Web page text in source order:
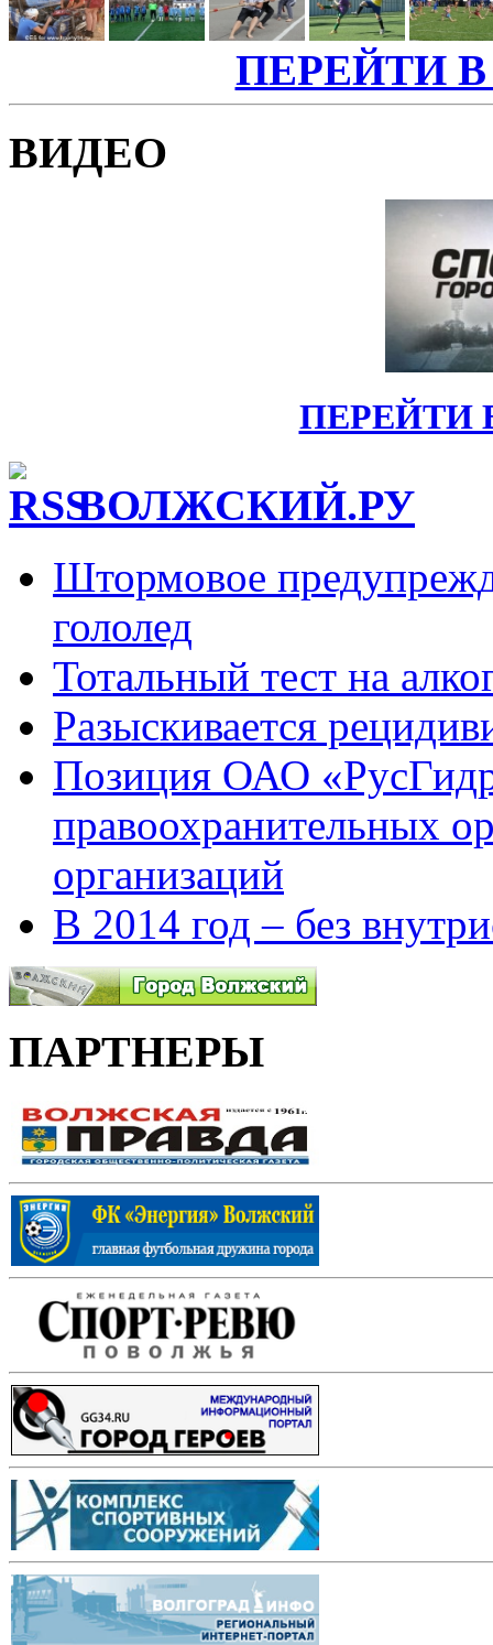
ПЕРЕЙТИ В
ВИДЕО
ПЕРЕЙТИ
ВОЛЖСКИЙ.РУ
Штормовое
гололед
Тотальный тест на
Разыскивается
Позиция ОАО
правоохранительных
организаций
В 2014 год – без
ПАРТНЕРЫ